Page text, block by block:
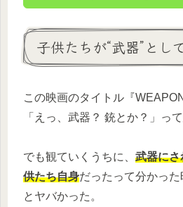
子供たちが“武器”とし
この映画のタイトル『
「えっ、武器？ 銃とか？」っ
でも観ていくうちに、 武器にさ
供たち自身だったって分かっ
とヤバかった。